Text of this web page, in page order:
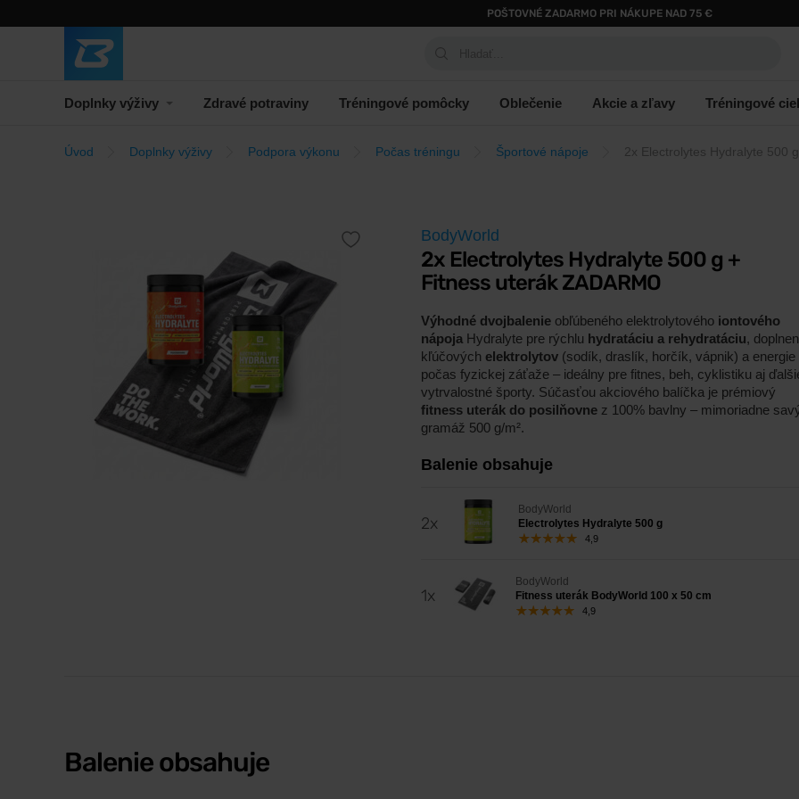
POŠTOVNÉ ZADARMO PRI NÁKUPE NAD 75 €
Doplnky výživy Zdravé potraviny Tréningové pomôcky Oblečenie Akcie a zľavy Tréningové
Úvod Doplnky výživy Podpora výkonu Počas tréningu Športové nápoje 2x Electrolytes Hydralyte 500
BodyWorld
2x Electrolytes Hydralyte 500 g +
Fitness uterák ZADARMO
Výhodné dvojbalenie obľúbeného elektrolytového iontového
nápoja Hydralyte pre rýchlu hydratáciu a rehydratáciu,
kľúčových elektrolytov (sodík, draslík, horčík, vápnik) a energie
počas fyzickej záťaže – ideálny pre fitnes, beh, cyklistiku aj
vytrvalostné športy. Súčasťou akciového balíčka je prémiový
fitness uterák do posilňovne z 100% bavlny – mimoriadne
gramáž 500 g/m².
Balenie obsahuje
2x
BodyWorld
Electrolytes Hydralyte 500 g
4,9
1x
BodyWorld
Fitness uterák BodyWorld 100 x 50 cm
4,9
Balenie obsahuje